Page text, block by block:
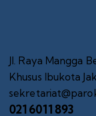
Jl. Raya Mangga
Khusus Ibukota
021 6011 893